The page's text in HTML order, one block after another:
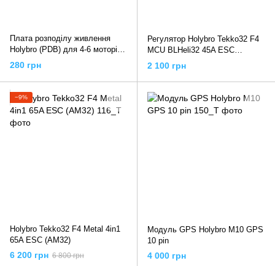
Плата розподілу живлення
Holybro (PDB) для 4-6 моторів
(PM03, PM06, PM07), PDB
280 грн
Регулятор Holybro Tekko32 F4
MCU BLHeli32 45A ESC
Dshot1200 2~6S
2 100 грн
−9%
Holybro Tekko32 F4 Metal 4in1
65A ESC (AM32)
6 200 грн 6 800 грн
Модуль GPS Holybro M10 GPS
10 pin
4 000 грн